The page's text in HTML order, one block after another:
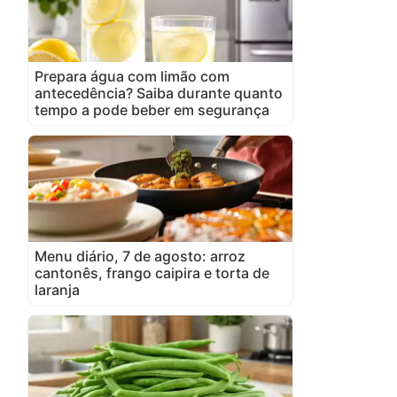
Prepara água com limão com
antecedência? Saiba durante quanto
tempo a pode beber em segurança
Menu diário, 7 de agosto: arroz
cantonês, frango caipira e torta de
laranja